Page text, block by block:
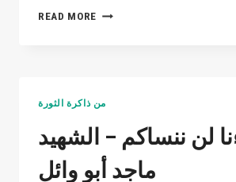
READ MORE مظاهرة
مراسل
قناة
الأورينت
أثناء
تغطيته
من ذاكرة الثورة
لن ننساكم – الشهيد
ماجد أبو وائل